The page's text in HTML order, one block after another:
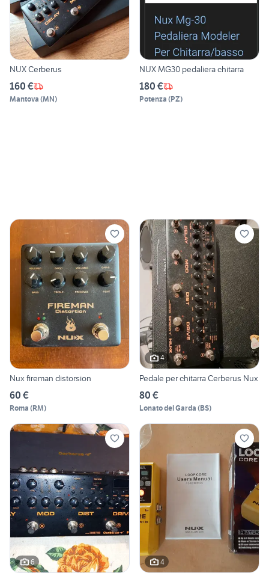
NUX Cerberus
160 €
Mantova (MN)
NUX MG30 pedaliera chitarra
180 €
Potenza (PZ)
Nux fireman distorsion
60 €
Roma (RM)
4
Pedale per chitarra Cerberus Nux
80 €
Lonato del Garda (BS)
6 4